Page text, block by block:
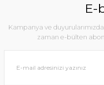
E-
Kampanya ve
zaman e-bülten